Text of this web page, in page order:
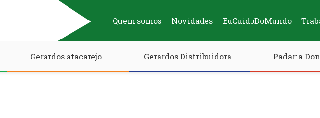
Quem somos Novidades EuCuidoDoMundo
Gerardos atacarejo Gerardos Distribuidora Padaria